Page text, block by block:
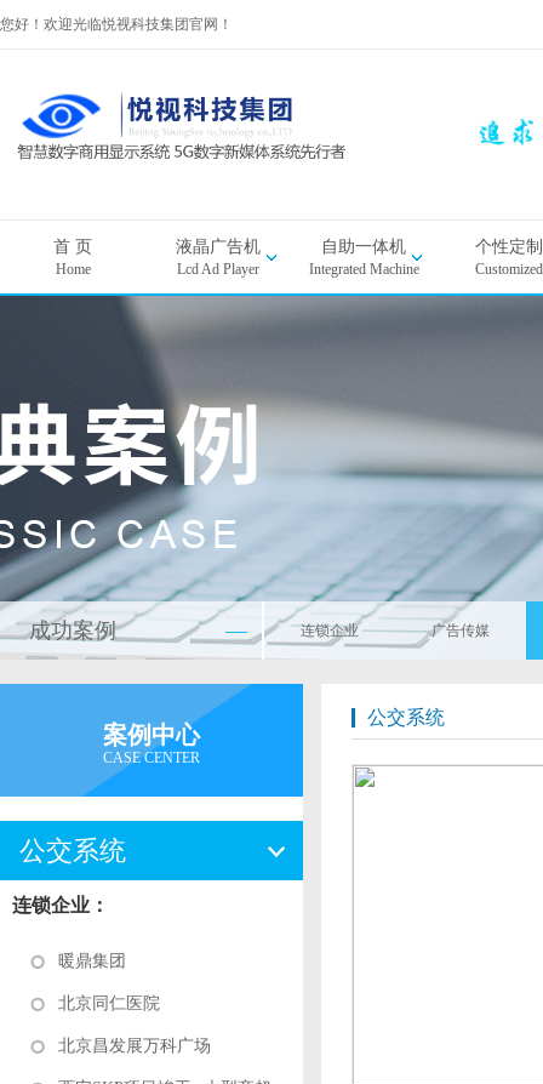
您好！欢迎光临悦视科技集团官网！
首 页
Home
液晶广告机
Lcd Ad Player
自助一体机
Integrated Machine
个性定制
Customized
成功案例 — 连锁企业 广告传媒
案例中心
CASE CENTER
公交系统
连锁企业：
暖鼎集团
北京同仁医院
北京昌发展万科广场
公交系统